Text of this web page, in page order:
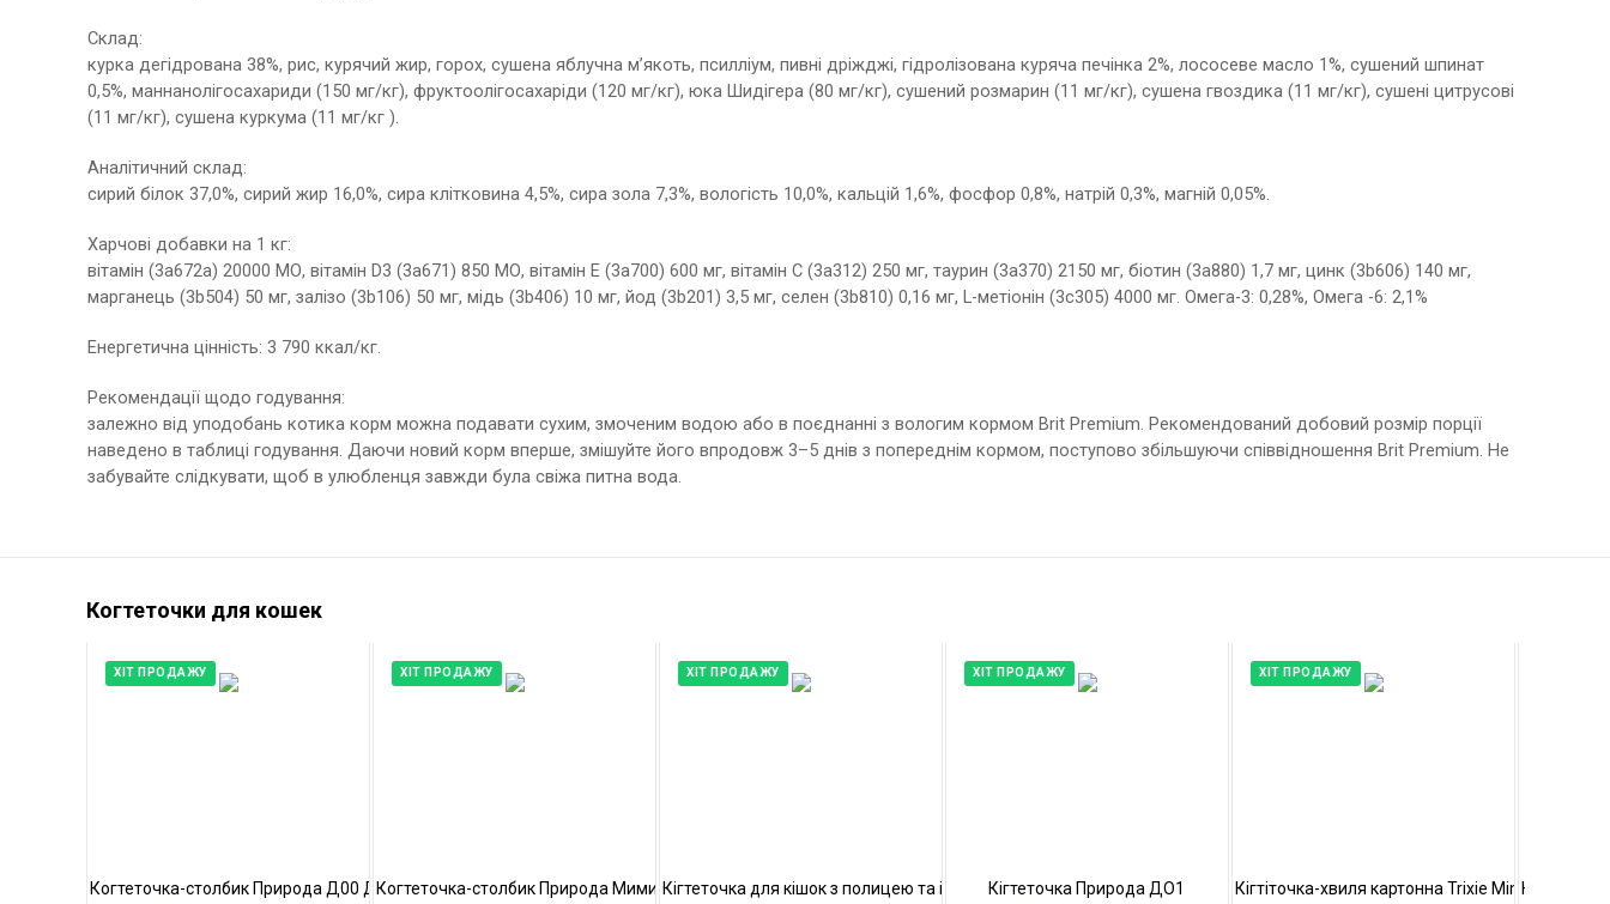
Склад:
курка дегідрована 38%, рис, курячий жир, горох, сушена яблучна м’якоть, псилліум, пивні дріжджі, гідролізована куряча печінка 2%, лососеве масло 1%, сушений шпинат
0,5%, маннанолігосахариди (150 мг/кг), фруктоолігосахаріди (120 мг/кг), юка Шидігера (80 мг/кг), сушений розмарин (11 мг/кг), сушена гвоздика (11 мг/кг), сушені цитрусові
(11 мг/кг), сушена куркума (11 мг/кг ).
Аналітичний склад:
сирий білок 37,0%, сирий жир 16,0%, сира клітковина 4,5%, сира зола 7,3%, вологість 10,0%, кальцій 1,6%, фосфор 0,8%, натрій 0,3%, магній 0,05%.
Харчові добавки на 1 кг:
вітамін (3a672a) 20000 МО, вітамін D3 (3a671) 850 МО, вітамін E (3a700) 600 мг, вітамін C (3a312) 250 мг, таурин (3a370) 2150 мг, біотин (3a880) 1,7 мг, цинк (3b606) 140 мг,
марганець (3b504) 50 мг, залізо (3b106) 50 мг, мідь (3b406) 10 мг, йод (3b201) 3,5 мг, селен (3b810) 0,16 мг, L-метіонін (3c305) 4000 мг. Омега-3: 0,28%, Омега -6: 2,1%
Енергетична цінність: 3 790 ккал/кг.
Рекомендації щодо годування:
залежно від уподобань котика корм можна подавати сухим, змоченим водою або в поєднанні з вологим кормом Brit Premium. Рекомендований добовий розмір порції
наведено в таблиці годування. Даючи новий корм вперше, змішуйте його впродовж 3–5 днів з попереднім кормом, поступово збільшуючи співвідношення Brit Premium. Не
забувайте слідкувати, щоб в улюбленця завжди була свіжа питна вода.
Когтеточки для кошек
ХІТ ПРОДАЖУ
Когтеточка-столбик Природа Д00 Джут
ХІТ ПРОДАЖУ
Когтеточка-столбик Природа Мими
ХІТ ПРОДАЖУ
Кігтеточка для кішок з полицею та іграшками Природа Фелікс
ХІТ ПРОДАЖУ
Кігтеточка Природа ДО1
ХІТ ПРОДАЖУ
Кігтіточка-хвиля картонна Trixie Mimi Wave